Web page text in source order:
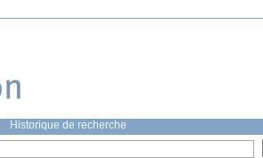
Historique de recherche